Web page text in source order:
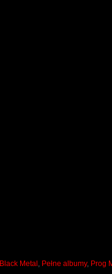
Black Metal Pełne albumy, Prog